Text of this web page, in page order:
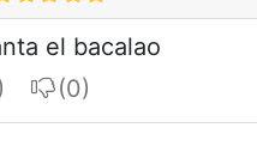
el bacalao
I do not appreciate